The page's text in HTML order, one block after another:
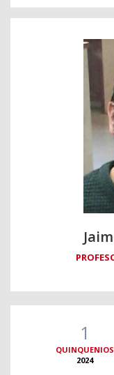
1
QUINQUENIOS
2024